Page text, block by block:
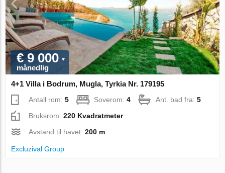
€ 9 000
månedlig
4+1 Villa i Bodrum, Mugla, Tyrkia Nr. 179195
Antall rom:5 Soverom:4 Ant. bad fra:5
Bruksrom:220 Kvadratmeter
Avstand til havet:200 m
Excluzival Group